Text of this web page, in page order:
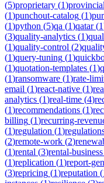
(5)proprietary (1)
(1)punchout-catalog (1)
(1)python (5)qa (1)qatar(1
(3)quality-analytics (1)
(1)quality-control (2)
(1)query-tuning (1)
(1)quotation-templates (1)
(1)ransomware (1)rate-
email (1)react-native (1)
analytics (1)real-time (4)
(1)recommendations (1)
billing (1)recurring-
(1)regulation (1)
(2)remote-work (2)
(1)rental (3)rental-business
(1)replication (1)report-
(3)repricing (1)reputation (